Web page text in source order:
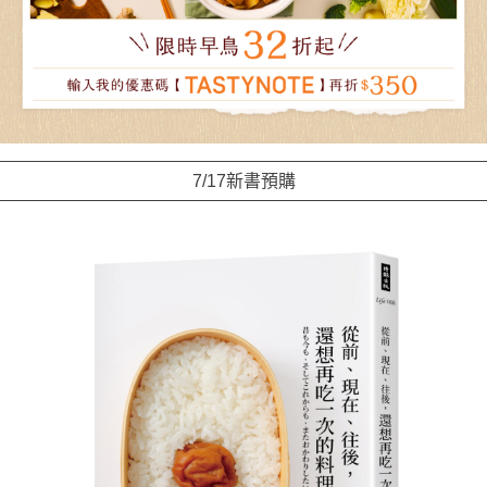
7/17新書預購